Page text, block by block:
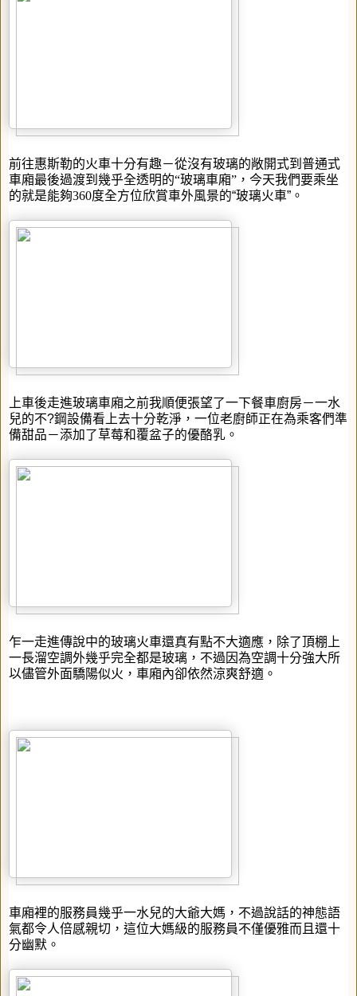
前往惠斯勒的火車十分有趣－從沒有玻璃的敞開式到普通式
車廂最後過渡到幾乎全透明的“玻璃車廂”，今天我們要乘坐
的就是能夠360度全方位欣賞車外風景的“玻璃火車”。
上車後走進玻璃車廂之前我順便張望了一下餐車廚房－一水
兒的不?鋼設備看上去十分乾淨，一位老廚師正在為乘客們準
備甜品－添加了草莓和覆盆子的優酪乳。
乍一走進傳說中的玻璃火車還真有點不大適應，除了頂棚上
一長溜空調外幾乎完全都是玻璃，不過因為空調十分強大所
以儘管外面驕陽似火，車廂內卻依然涼爽舒適。
車廂裡的服務員幾乎一水兒的大爺大媽，不過說話的神態語
氣都令人倍感親切，這位大媽級的服務員不僅優雅而且還十
分幽默。